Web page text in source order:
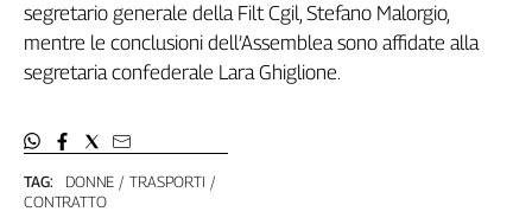
Social
TAG: DONNE
TRASPORTI
CONTRATTO
segretario generale della Filt Cgil, Stefano Malorgio,
mentre le conclusioni dell’Assemblea sono affidate alla
segretaria confederale Lara Ghiglione.